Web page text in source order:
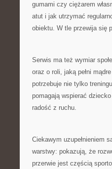
gumami czy ciężarem
atut i jak utrzymać
obiektu. W tle przewija się
Serwis ma też wymiar
oraz o roli, jaką pełni
potrzebuje nie tylko
pomagają wspierać
radość z ruchu.
Ciekawym uzupełnieniem
warstwy: pokazują, że
przerwie jest częścią